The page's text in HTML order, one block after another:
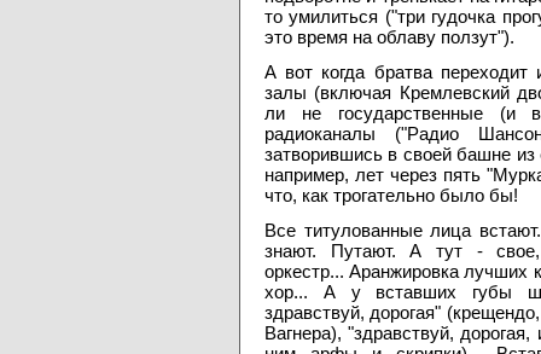
то умилиться ("три гудочка
это время на облаву ползут").
А вот когда братва
залы (включая Кремлевский
ли не государственные (и
радиоканалы ("Радио
затворившись в своей башне
например, лет через пять
что, как трогательно было бы!
Все титулованные лица
знают. Путают. А тут - свое,
оркестр... Аранжировка лучших
хор... А у вставших губы
здравствуй, дорогая"
Вагнера), "здравствуй,